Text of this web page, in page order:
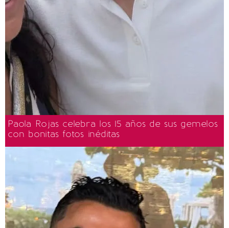
Paola Rojas celebra los 15 años de sus gemelos
con bonitas fotos inéditas